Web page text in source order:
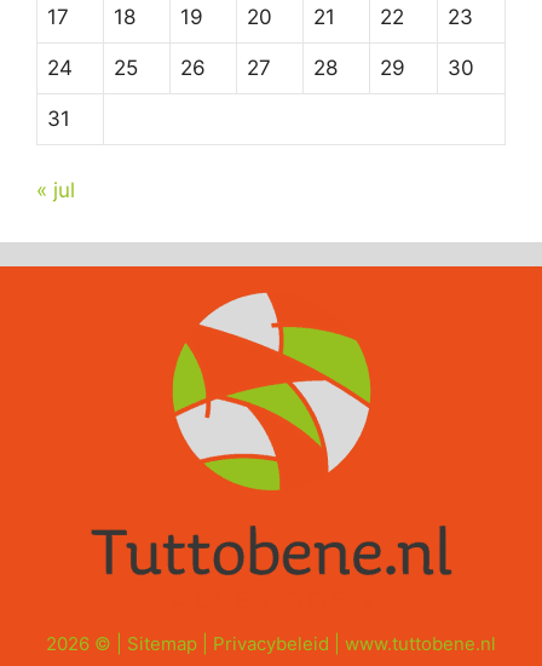
17 18 19 20 21 22 23
24 25 26 27 28 29 30
31
« jul
2026 © | Sitemap Privacybeleid www.tuttobene.nl